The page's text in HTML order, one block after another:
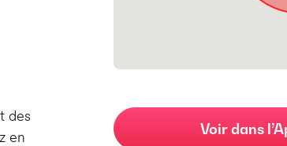
des
en
Voir dans